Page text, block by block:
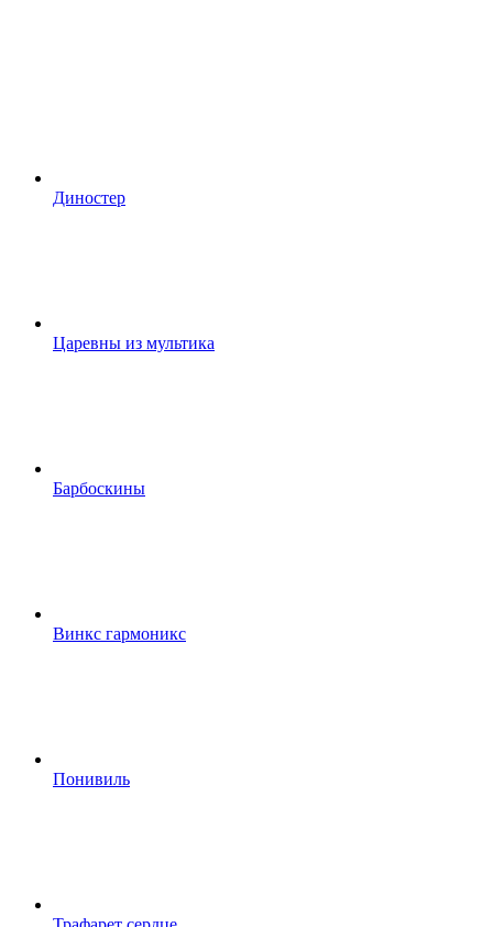
Диностер
Царевны из мультика
Барбоскины
Винкс гармоникс
Понивиль